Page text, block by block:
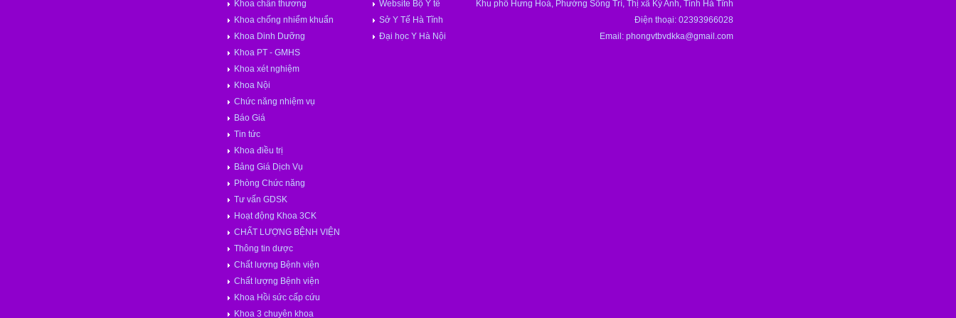
Khoa chấn thương
Khoa chống nhiểm khuẩn
Khoa Dinh Dưỡng
Khoa PT - GMHS
Khoa xét nghiệm
Khoa Nội
Chức năng nhiệm vụ
Báo Giá
Tin tức
Khoa điều trị
Bảng Giá Dịch Vụ
Phòng Chức năng
Tư vấn GDSK
Hoạt động Khoa 3CK
CHẤT LƯỢNG BỆNH VIỆN
Thông tin dược
Chất lượng Bệnh viện
Chất lượng Bệnh viện
Khoa Hồi sức cấp cứu
Khoa 3 chuyên khoa
Website Bộ Y tế
Sở Y Tế Hà Tĩnh
Đại học Y Hà Nội
Khu phố Hưng Hoà, Phường Sông Trí, Thị xã Kỳ Anh, Tỉnh Hà Tĩnh
Điện thoại: 02393966028
Email: phongvtbvdkka@gmail.com